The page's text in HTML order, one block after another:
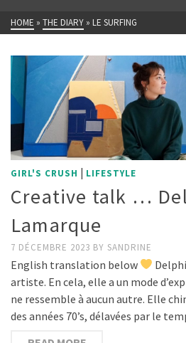
HOME » THE DIARY » LE SURFING
GIRL'S CRUSH | LIFESTYLE
Creative talk …
Lamarque
7 DÉCEMBRE 2023 BY SANDRINE
English translation below
artiste. En cela, elle a un mode
ne ressemble à aucun autre. Elle
des années 70’s, délavées par le